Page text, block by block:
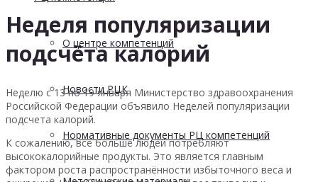
О центре компетенций
Новости РЦК
Нормативные документы РЦ компетенций
Неделя популяризации
подсчёта калорий
Неделю с 13 по 19 января Министерство здравоохранения
Российской Федерации объявило Неделей популяризации
подсчета калорий.
К сожалению, всё больше людей потребляют
высококалорийные продукты. Это является главным
фактором роста распространённости избыточного веса и